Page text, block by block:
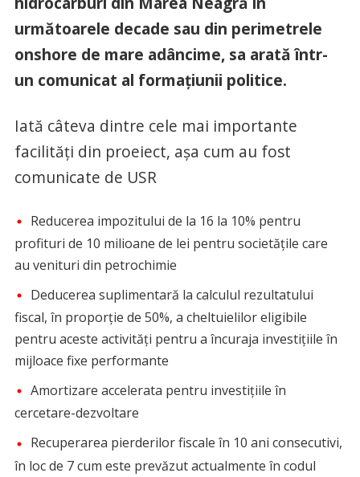
următoarele decade sau din perimetrele
onshore de mare adâncime, sa arată într-
un comunicat al formaţiunii politice.
Iată câteva dintre cele mai importante
facilităţi din proeiect, aşa cum au fost
comunicate de USR
Reducerea impozitului de la 16 la 10% pentru
profituri de 10 milioane de lei pentru societățile care
au venituri din petrochimie
Deducerea suplimentară la calculul rezultatului
fiscal, în proporție de 50%, a cheltuielilor eligibile
pentru aceste activități pentru a încuraja investițiile în
mijloace fixe performante
Amortizare accelerata pentru investițiile în
cercetare-dezvoltare
Recuperarea pierderilor fiscale în 10 ani consecutivi,
în loc de 7 cum este prevăzut actualmente în codul